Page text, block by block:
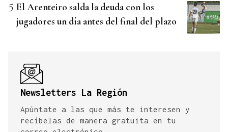
El Arenteiro salda la deuda con los
jugadores un día antes del final del plazo
Newsletters La Región
Apúntate a las que más te interesen y
recíbelas de manera gratuita en tu